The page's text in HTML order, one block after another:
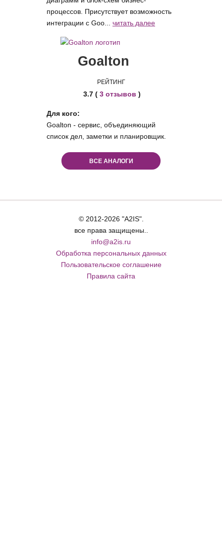
процессов. Присутствует возможность
интеграции с Goo... читать далее
Goalton
РЕЙТИНГ
3.7 ( 3 отзывов )
Для кого:
Goalton - сервис, объединяющий
список дел, заметки и планировщик.
ВСЕ АНАЛОГИ
© 2012-2026 "A2IS".
все права защищены..
info@a2is.ru
Обработка персональных данных
Пользовательское соглашение
Правила сайта